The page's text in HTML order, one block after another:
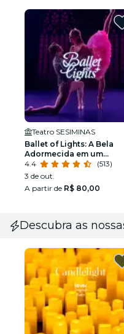
Teatro SESIMINAS
Ballet of Lights: A Bela
Adormecida em um
espetáculo cintilante
4.4
(513)
3 de out.
A partir de R$ 80,00
Descubra as